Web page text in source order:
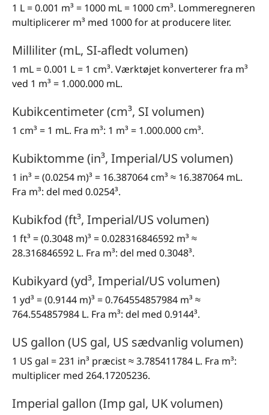
1 L = 0.001 m³ = 1000 mL = 1000 cm³. Lommeregneren
multiplicerer m³ med 1000 for at producere liter.
Milliliter (mL, SI-afledt volumen)
1 mL = 0.001 L = 1 cm³. Værktøjet konverterer fra m³
ved 1 m³ = 1.000.000 mL.
Kubikcentimeter (cm³, SI volumen)
1 cm³ = 1 mL. Fra m³: 1 m³ = 1.000.000 cm³.
Kubiktomme (in³, Imperial/US volumen)
1 in³ = (0.0254 m)³ = 16.387064 cm³ ≈ 16.387064 mL.
Fra m³: del med 0.0254³.
Kubikfod (ft³, Imperial/US volumen)
1 ft³ = (0.3048 m)³ = 0.028316846592 m³ ≈
28.316846592 L. Fra m³: del med 0.3048³.
Kubikyard (yd³, Imperial/US volumen)
1 yd³ = (0.9144 m)³ = 0.764554857984 m³ ≈
764.554857984 L. Fra m³: del med 0.9144³.
US gallon (US gal, US sædvanlig volumen)
1 US gal = 231 in³ præcist ≈ 3.785411784 L. Fra m³:
multiplicer med 264.17205236.
Imperial gallon (Imp gal, UK volumen)